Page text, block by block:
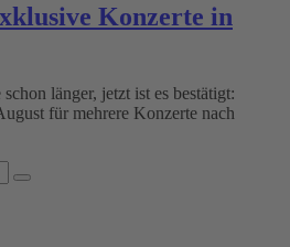
Konzerte in
länger, jetzt ist es bestätigt:
für mehrere Konzerte nach